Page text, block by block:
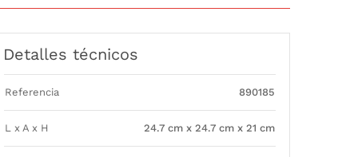
Detalles técnicos
Referencia 890185
L x A x H 24.7 cm x 24.7 cm x 21 cm